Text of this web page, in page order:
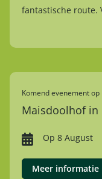
fantastische route.
Komend evenement op
Maisdoolhof in
Op 8 August
Meer informatie